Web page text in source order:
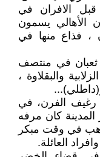
قبل الافران في
الأهالي يسمون
، فذاع منها في
ثعبان في منتصف
والبقلاوة ،
رغيف الفرن، في
المدينة كان مرفه
في وقت مبكر
العائلة.